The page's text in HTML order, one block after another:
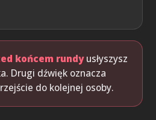
końcem rundyusłyszysz
Drugi dźwięk oznacza
do kolejnej osoby.